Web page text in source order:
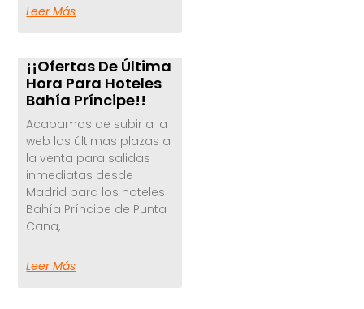
Leer Más
¡¡Ofertas De Última
Hora Para Hoteles
Bahía Príncipe!!
Acabamos de subir a la
web las últimas plazas a
la venta para salidas
inmediatas desde
Madrid para los hoteles
Bahía Príncipe de Punta
Cana,
Leer Más